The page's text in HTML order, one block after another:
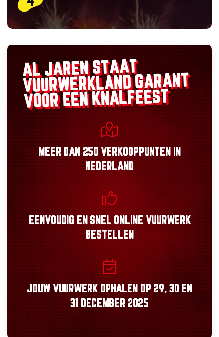
AL JAREN STAAT
VUURWERKLANDGARANT
VOOR EEN KNALFEEST
MEER DAN 250 VERKOOPPUNTEN IN
NEDERLAND
EENVOUDIGEN SNEL ONLINE VUURWERK
BESTELLEN
JOUW VUURWERK OPHALEN OP 29, 30 EN
31 DECEMBER 2025